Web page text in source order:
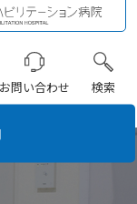
お問い合わせ 検索